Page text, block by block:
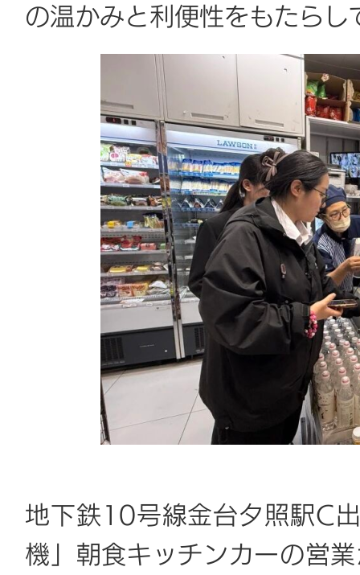
の温かみと利便性をもたらし
地下鉄10号線金台夕照駅C
機」朝食キッチンカーの営